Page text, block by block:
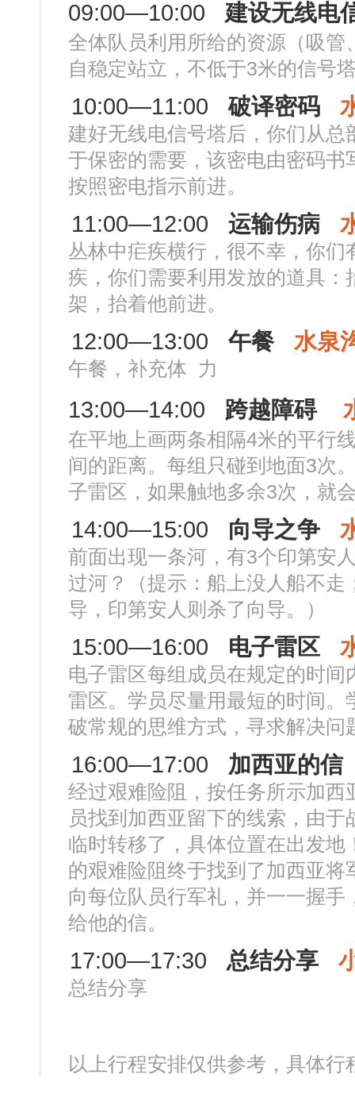
09:00—10:00 建设无线电
全体队员利用所给的资源（吸管
自稳定站立，不低于3米的信号
10:00—11:00 破译密码
建好无线电信号塔后，你们从总
于保密的需要，该密电由密码书
按照密电指示前进。
11:00—12:00 运输伤病
丛林中疟疾横行，很不幸，你们
疾，你们需要利用发放的道具：
架，抬着他前进。
12:00—13:00 午餐 水泉
午餐，补充体 力
13:00—14:00 跨越障碍
在平地上画两条相隔4米的平行
间的距离。每组只碰到地面3次
子雷区，如果触地多余3次，就
14:00—15:00 向导之争
前面出现一条河，有3个印第安
过河？（提示：船上没人船不走
导，印第安人则杀了向导。）
15:00—16:00 电子雷区
电子雷区每组成员在规定的时间
雷区。学员尽量用最短的时间。
破常规的思维方式，寻求解决问
16:00—17:00 加西亚的信
经过艰难险阻，按任务所示加西
员找到加西亚留下的线索，由
临时转移了，具体位置在出发地
的艰难险阻终于找到了加西亚将
向每位队员行军礼，并一一握手
给他的信。
17:00—17:30 总结分享
总结分享
以上行程安排仅供参考，具体行